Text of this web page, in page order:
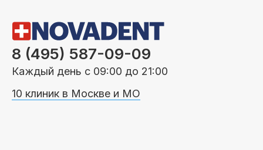
8 (495) 587-09-09
Каждый день с 09:00 до 21:00
10 клиник в Москве и МО